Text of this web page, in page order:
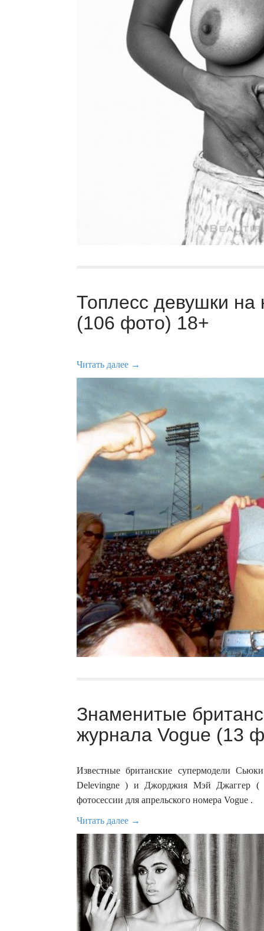
Топлесс девушки на
(106 фото) 18+
Читать далее →
Знаменитые
журнала Vogue (13
Известные британские супермодели
Delevingne ) и Джорджия Мэй Джаггер (
фотосессии для апрельского номера Vogue .
Читать далее →